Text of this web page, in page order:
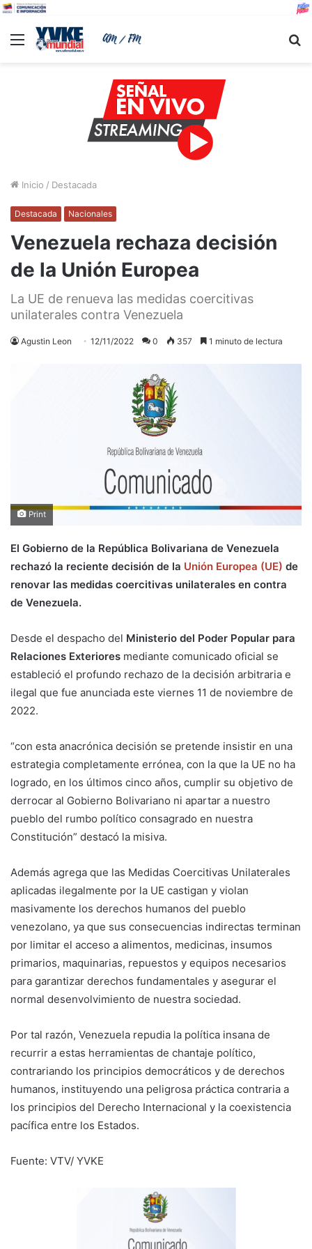
Menu
Inicio / Destacada
Destacada Nacionales
Venezuela rechaza decisión
de la Unión Europea
La UE de renueva las medidas coercitivas
unilaterales contra Venezuela
Agustin Leon 12/11/2022 0 357 1 minuto de lectura
Print
El Gobierno de la República Bolivariana de Venezuela
rechazó la reciente decisión de la Unión Europea (UE) de
renovar las medidas coercitivas unilaterales en contra
de Venezuela.
Desde el despacho del Ministerio del Poder Popular para
Relaciones Exteriores mediante comunicado oficial se
estableció el profundo rechazo de la decisión arbitraria e
ilegal que fue anunciada este viernes 11 de noviembre de
2022.
“con esta anacrónica decisión se pretende insistir en una
estrategia completamente errónea, con la que la UE no ha
logrado, en los últimos cinco años, cumplir su objetivo de
derrocar al Gobierno Bolivariano ni apartar a nuestro
pueblo del rumbo político consagrado en nuestra
Constitución” destacó la misiva.
Además agrega que las Medidas Coercitivas Unilaterales
aplicadas ilegalmente por la UE castigan y violan
masivamente los derechos humanos del pueblo
venezolano, ya que sus consecuencias indirectas terminan
por limitar el acceso a alimentos, medicinas, insumos
primarios, maquinarias, repuestos y equipos necesarios
para garantizar derechos fundamentales y asegurar el
normal desenvolvimiento de nuestra sociedad.
Por tal razón, Venezuela repudia la política insana de
recurrir a estas herramientas de chantaje político,
contrariando los principios democráticos y de derechos
humanos, instituyendo una peligrosa práctica contraria a
los principios del Derecho Internacional y la coexistencia
pacífica entre los Estados.
Fuente: VTV/ YVKE